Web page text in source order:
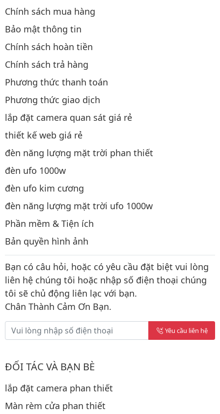
Chính sách mua hàng
Bảo mật thông tin
Chính sách hoàn tiền
Chính sách trả hàng
Phương thức thanh toán
Phương thức giao dịch
lắp đặt camera quan sát giá rẻ
thiết kế web giá rẻ
đèn năng lượng mặt trời phan thiết
đèn ufo 1000w
đèn ufo kim cương
đèn năng lượng mặt trời ufo 1000w
Phần mềm & Tiện ích
Bản quyền hình ảnh
Bạn có câu hỏi, hoặc có yêu cầu đặt biệt vui lòng
liên hệ chúng tôi hoặc nhập số điện thoại chúng
tôi sẽ chủ động liên lạc với bạn.
Chân Thành Cảm Ơn Bạn.
Yêu cầu liên hệ
ĐỐI TÁC VÀ BẠN BÈ
lắp đặt camera phan thiết
Màn rèm cửa phan thiết